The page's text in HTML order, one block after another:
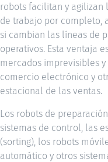
robots facilitan y agilizan
de trabajo por completo,
si cambian las líneas de
operativos. Esta ventaja
mercados imprevisibles
comercio electrónico y
estacional de las ventas.
Los robots de
sistemas de control, las
(sorting), los robots
automático y otros